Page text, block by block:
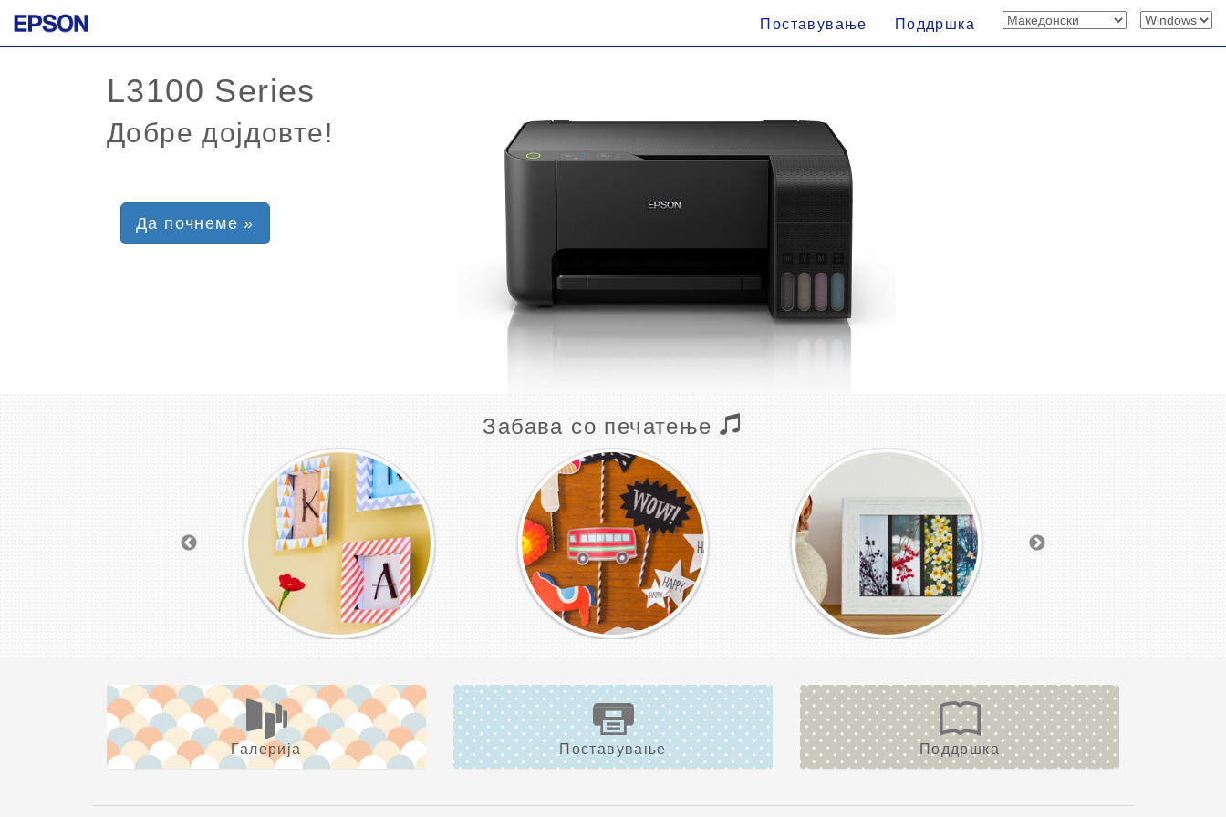
Поставување Поддршка
Добре дојдовте!
Да почнеме »
Забава со печатење
Галерија Поставување Поддршка